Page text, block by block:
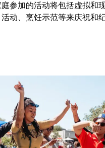
参加的活动将包括虚拟和
动、烹饪示范等来庆祝和
的治疗圈来相互支持。